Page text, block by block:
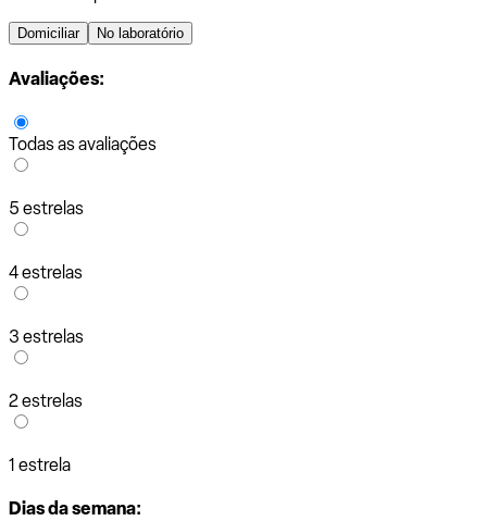
Domiciliar No laboratório
Avaliações:
Todas as avaliações
5 estrelas
4 estrelas
3 estrelas
2 estrelas
1 estrela
Dias da semana: